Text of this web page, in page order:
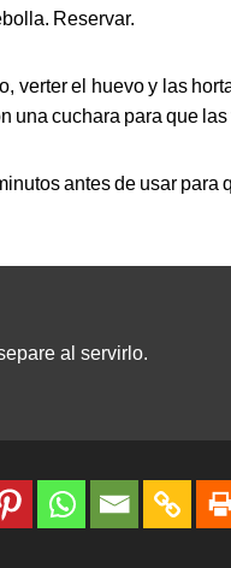
Reservar.
verter el huevo y las
una cuchara para que
antes de usar para
al servirlo.